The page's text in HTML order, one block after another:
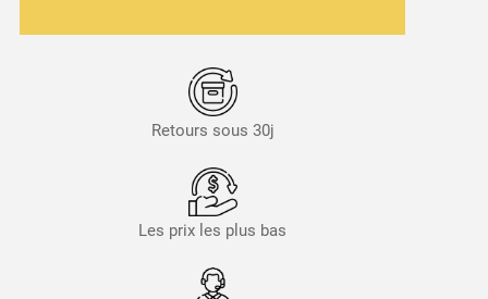
Retours sous 30j
Les prix les plus bas